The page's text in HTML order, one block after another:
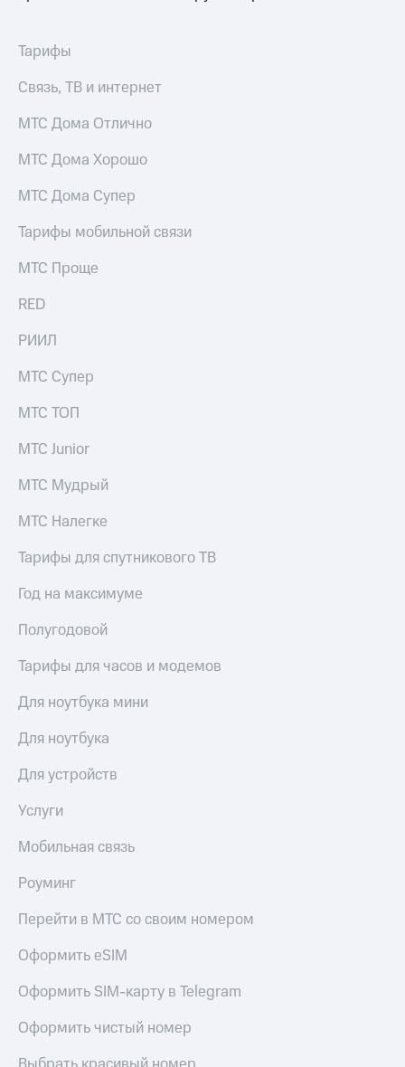
Тарифы
Связь, ТВ и интернет
МТС Дома Отлично
МТС Дома Хорошо
МТС Дома Супер
Тарифы мобильной связи
МТС Проще
RED
РИИЛ
МТС Супер
МТС ТОП
МТС Junior
МТС Мудрый
МТС Налегке
Тарифы для спутникового ТВ
Год на максимуме
Полугодовой
Тарифы для часов и модемов
Для ноутбука мини
Для ноутбука
Для устройств
Услуги
Мобильная связь
Роуминг
Перейти в МТС со своим номером
Оформить eSIM
Оформить SIM-карту в Telegram
Оформить чистый номер